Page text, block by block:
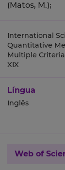
(Matos, M.);
International
Quantitative
Multiple
XIX
Língua
Inglês
Web of